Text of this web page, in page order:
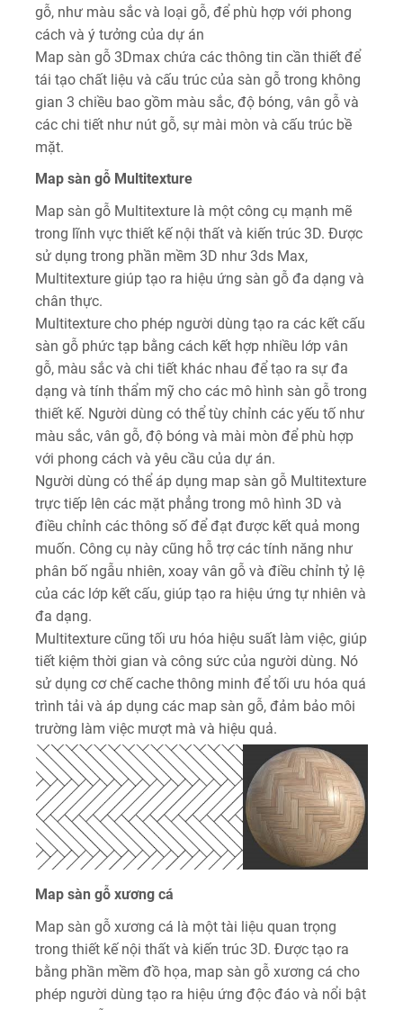
gỗ, như màu sắc và loại gỗ, để phù hợp với phong
cách và ý tưởng của dự án
Map sàn gỗ 3Dmax chứa các thông tin cần thiết để
tái tạo chất liệu và cấu trúc của sàn gỗ trong không
gian 3 chiều bao gồm màu sắc, độ bóng, vân gỗ và
các chi tiết như nút gỗ, sự mài mòn và cấu trúc bề
mặt.
Map sàn gỗ Multitexture
Map sàn gỗ Multitexture là một công cụ mạnh mẽ
trong lĩnh vực thiết kế nội thất và kiến trúc 3D. Được
sử dụng trong phần mềm 3D như 3ds Max,
Multitexture giúp tạo ra hiệu ứng sàn gỗ đa dạng và
chân thực.
Multitexture cho phép người dùng tạo ra các kết cấu
sàn gỗ phức tạp bằng cách kết hợp nhiều lớp vân
gỗ, màu sắc và chi tiết khác nhau để tạo ra sự đa
dạng và tính thẩm mỹ cho các mô hình sàn gỗ trong
thiết kế. Người dùng có thể tùy chỉnh các yếu tố như
màu sắc, vân gỗ, độ bóng và mài mòn để phù hợp
với phong cách và yêu cầu của dự án.
Người dùng có thể áp dụng map sàn gỗ Multitexture
trực tiếp lên các mặt phẳng trong mô hình 3D và
điều chỉnh các thông số để đạt được kết quả mong
muốn. Công cụ này cũng hỗ trợ các tính năng như
phân bố ngẫu nhiên, xoay vân gỗ và điều chỉnh tỷ lệ
của các lớp kết cấu, giúp tạo ra hiệu ứng tự nhiên và
đa dạng.
Multitexture cũng tối ưu hóa hiệu suất làm việc, giúp
tiết kiệm thời gian và công sức của người dùng. Nó
sử dụng cơ chế cache thông minh để tối ưu hóa quá
trình tải và áp dụng các map sàn gỗ, đảm bảo môi
trường làm việc mượt mà và hiệu quả.
Map sàn gỗ xương cá
Map sàn gỗ xương cá là một tài liệu quan trọng
trong thiết kế nội thất và kiến trúc 3D. Được tạo ra
bằng phần mềm đồ họa, map sàn gỗ xương cá cho
phép người dùng tạo ra hiệu ứng độc đáo và nổi bật